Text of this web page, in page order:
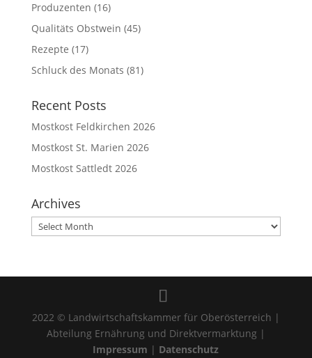
Produzenten (16)
Qualitäts Obstwein (45)
Rezepte (17)
Schluck des Monats (81)
Recent Posts
Mostkost Feldkirchen 2026
Mostkost St. Marien 2026
Mostkost Sattledt 2026
Archives
Archives
2022 © Landwirtschaftskammer für Oberösterreich |
Abteilung Ernährung und Direktvermarktung |
Impressum | Datenschutz